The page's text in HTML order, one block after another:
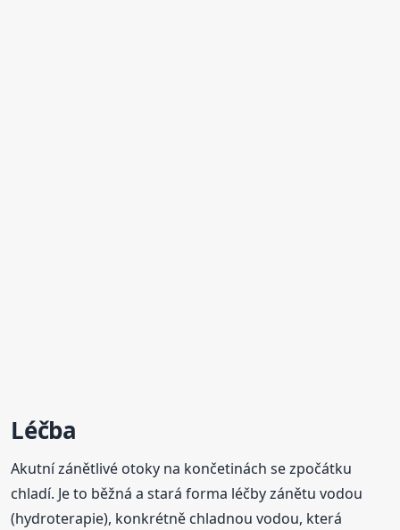
Léčba
Akutní zánětlivé otoky na končetinách se zpočátku
chladí. Je to běžná a stará forma léčby zánětu vodou
(hydroterapie), konkrétně chladnou vodou, která